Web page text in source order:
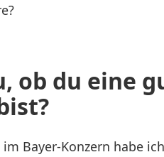
ob du eine
Bayer-Konzern habe